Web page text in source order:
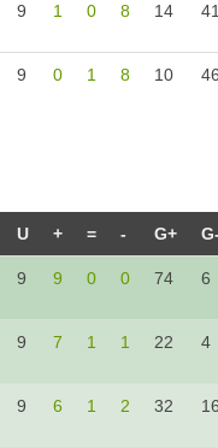
9 1 0 8 14
9 0 1 8 10
U + = - G+
9 9 0 0 74 6
9 7 1 1 22 4
9 6 1 2 32